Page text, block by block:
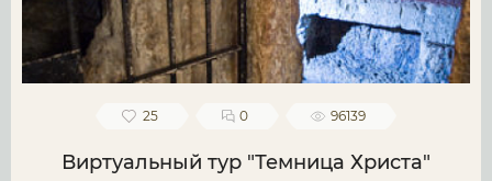
25 0 96139
Виртуальный тур "Темница Христа"